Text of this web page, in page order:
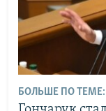
БОЛЬШЕ ПО ТЕМЕ: